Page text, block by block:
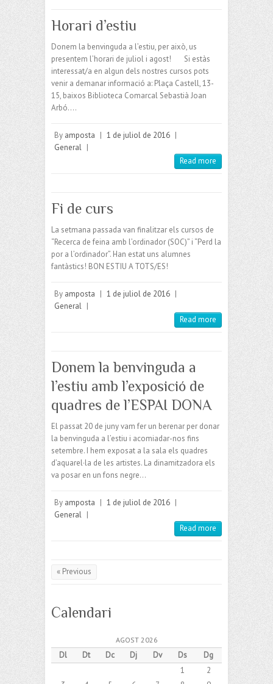
Horari d’estiu
Donem la benvinguda a l’estiu, per això, us
presentem l’horari de juliol i agost! Si estàs
interessat/a en algun dels nostres cursos pots
venir a demanar informació a: Plaça Castell, 13-
15, baixos Biblioteca Comarcal Sebastià Joan
Arbó.…
By amposta | 1 de juliol de 2016 |
General |
Read more
Fi de curs
La setmana passada van finalitzar els cursos de
“Recerca de feina amb l’ordinador (SOC)” i “Perd la
por a l’ordinador”. Han estat uns alumnes
fantàstics! BON ESTIU A TOTS/ES!
By amposta | 1 de juliol de 2016 |
General |
Read more
Donem la benvinguda a
l’estiu amb l’exposició de
quadres de l’ESPAI DONA
El passat 20 de juny vam fer un berenar per donar
la benvinguda a l’estiu i acomiadar-nos fins
setembre. I hem exposat a la sala els quadres
d’aquarel·la de les artistes. La dinamitzadora els
va posar en un fons negre…
By amposta | 1 de juliol de 2016 |
General |
Read more
« Previous
Calendari
AGOST 2026
Dl Dt Dc Dj Dv Ds
Dg
1
2